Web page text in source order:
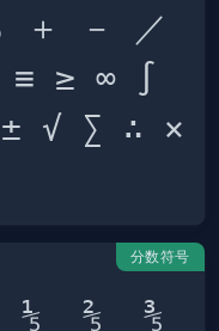
＋ － ／
≡ ≥ ∞ ∫
√ ∑ ∴ ×
分数符号
⅕  ⅖  ⅗